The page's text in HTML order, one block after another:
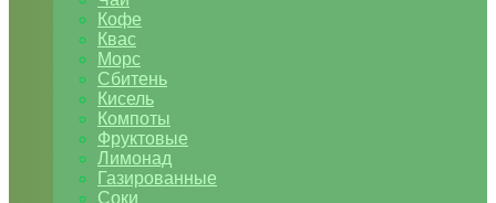
Кофе
Квас
Морс
Сбитень
Кисель
Компоты
Фруктовые
Лимонад
Газированные
Соки